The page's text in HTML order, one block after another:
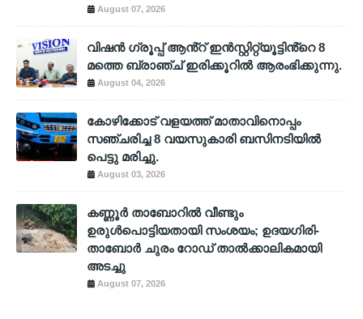
August 07, 2026
വിഷൻ ഗ്രൂപ്പ് ആൻ്റ് ഇൻസ്റ്റിറ്റ്യൂട്ടിൻ്റെ 8
മത്തെ ബ്രാഞ്ച് ഇരിക്കൂറിൽ ആരംഭിക്കുന്നു.
August 04, 2026
കോഴിക്കോട് വളയത്ത് മാതാവിനൊപ്പം
സഞ്ചരിച്ച 8 വയസുകാരി ബസിനടിയിൽ
പെട്ടു മരിച്ചു.
August 03, 2026
കണ്ണൂർ താബോറിൽ വീണ്ടും
ഉരുൾപൊട്ടിയതായി സംശയം; ഉദയഗിരി-
താബോർ ചുരം റോഡ് താൽക്കാലികമായി
അടച്ചു
August 07, 2026